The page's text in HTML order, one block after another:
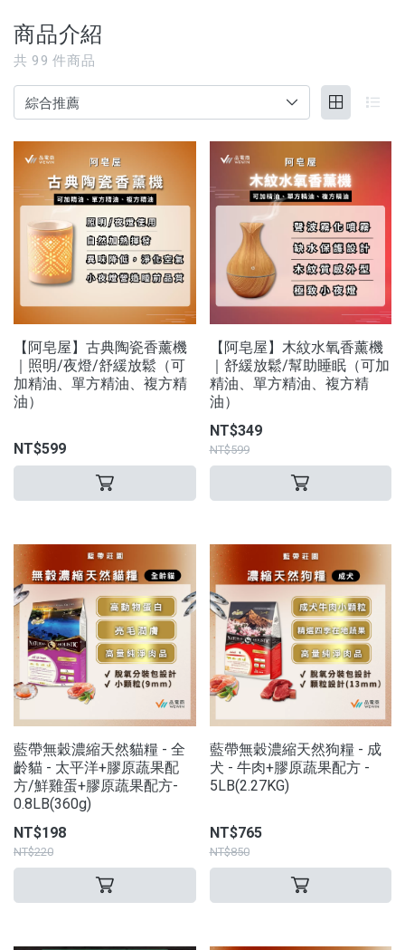
品牌
服務/政策
商品介紹
共 99 件商品
【阿皂屋】古典陶瓷香薰機
｜照明/夜燈/舒緩放鬆（可
加精油、單方精油、複方精
油）
NT$599
【阿皂屋】木紋水氧香薰機
｜舒緩放鬆/幫助睡眠（可加
精油、單方精油、複方精
油）
NT$349
NT$599
藍帶無穀濃縮天然貓糧 - 全
齡貓 - 太平洋+膠原蔬果配
方/鮮雞蛋+膠原蔬果配方-
0.8LB(360g)
NT$198
NT$220
藍帶無穀濃縮天然狗糧 - 成
犬 - 牛肉+膠原蔬果配方 -
5LB(2.27KG)
NT$765
NT$850